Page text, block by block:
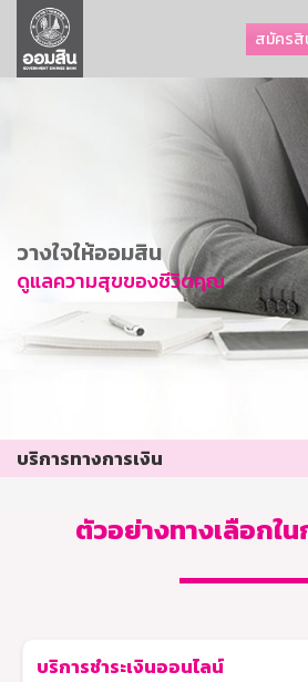
สมัครสิ
ลูกค้าธุรกิจ
ลูกค้าผู้ประกอบรายย่อย
การพัฒนาที่ยั่งยืน
ข่าวสาร
บริการทางการเงิน
อื่นๆ
วางใจให้ออมสิน
ดูแลความสุขของชีวิตคุณ
บริการทางการเงิน
ตัวอย่างทางเลือกใ
บริการชำระเงินออนไลน์